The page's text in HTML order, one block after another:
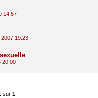
14:57
2007 19:23
20:00
sur 1